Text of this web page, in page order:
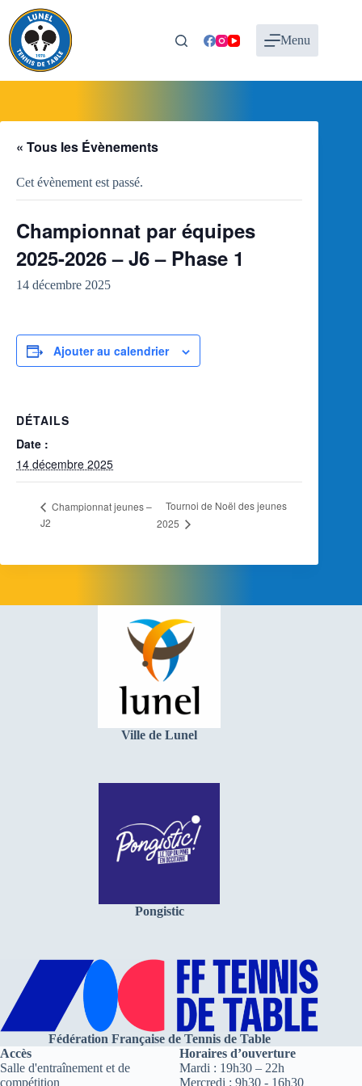
contenu
Menu
« Tous les Évènements
Cet évènement est passé.
Championnat par équipes
2025-2026 – J6 – Phase 1
14 décembre 2025
Ajouter au calendrier
DÉTAILS
Date :
14 décembre 2025
Championnat jeunes –
J2
Tournoi de Noël des jeunes
2025
Ville de Lunel
Pongistic
Fédération Française de Tennis de Table
Accès
Salle d'entraînement et de
compétition
Horaires d’ouverture
Mardi : 19h30 – 22h
Mercredi : 9h30 - 16h30